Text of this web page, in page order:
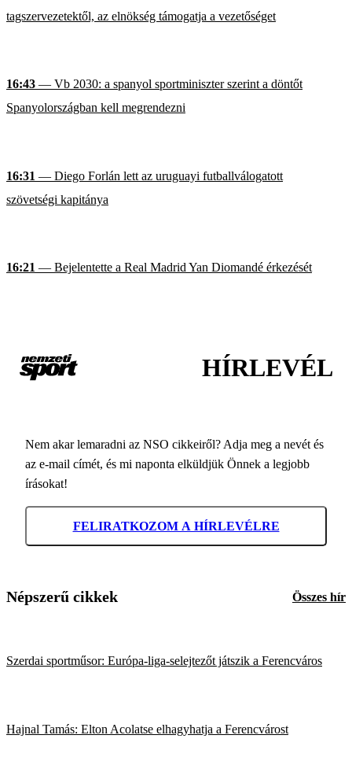
tagszervezetektől, az elnökség támogatja a vezetőséget
16:43 — Vb 2030: a spanyol sportminiszter szerint a döntőt
Spanyolországban kell megrendezni
16:31 — Diego Forlán lett az uruguayi futballválogatott
szövetségi kapitánya
16:21 — Bejelentette a Real Madrid Yan Diomandé érkezését
HÍRLEVÉL
Nem akar lemaradni az NSO cikkeiről? Adja meg a nevét és
az e-mail címét, és mi naponta elküldjük Önnek a legjobb
írásokat!
FELIRATKOZOM A HÍRLEVÉLRE
Népszerű cikkek Összes hír
Szerdai sportműsor: Európa-liga-selejtezőt játszik a Ferencváros
Hajnal Tamás: Elton Acolatse elhagyhatja a Ferencvárost